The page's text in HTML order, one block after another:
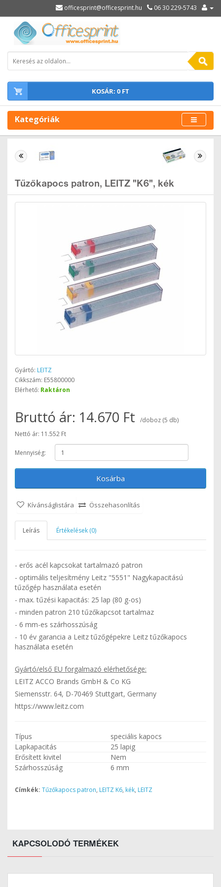
officesprint@officesprint.hu 06 30 229-5743
KOSÁR: 0 FT
Kategóriák
Tűzőkapocs patron, LEITZ "K6", kék
Gyártó: LEITZ
Cikkszám: E55800000
Elérhető: Raktáron
Bruttó ár: 14.670 Ft
/doboz (5 db)
Nettó ár: 11.552 Ft
Mennyiség:
Kosárba
Kívánságlistára Összehasonlítás
Leírás Értékelések (0)
- erős acél kapcsokat tartalmazó patron
- optimális teljesítmény Leitz "5551" Nagykapacitású
tűzőgép használata esetén
- max. tűzési kapacitás: 25 lap (80 g-os)
- minden patron 210 tűzőkapcsot tartalmaz
- 6 mm-es szárhosszúság
- 10 év garancia a Leitz tűzőgépekre Leitz tűzőkapocs
használata esetén
Gyártó/első EU forgalmazó elérhetősége:
LEITZ ACCO Brands GmbH & Co KG
Siemensstr. 64, D-70469 Stuttgart, Germany
https://www.leitz.com
Típus
speciális kapocs
Lapkapacitás
25 lapig
Erősített kivitel
Nem
Szárhosszúság
6 mm
Címkék: Tűzőkapocs patron, LEITZ K6, kék, LEITZ
KAPCSOLODÓ TERMÉKEK